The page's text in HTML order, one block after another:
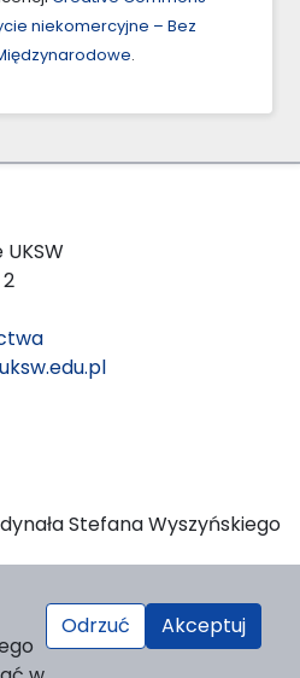
niekomercyjne – Bez
.
Stefana Wyszyńskiego
OJS/PKP
Odrzuć Akceptuj